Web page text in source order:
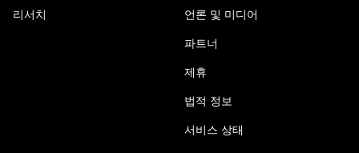
리서치 언론 및 미디어
파트너
제휴
법적 정보
서비스 상태